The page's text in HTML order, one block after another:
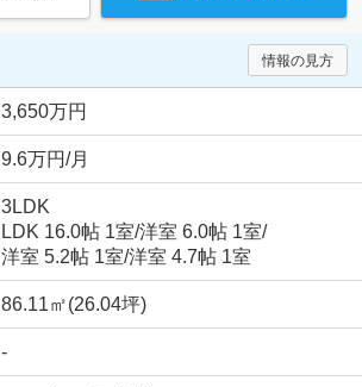
情報の見方
3,650万円
9.6万円/月
3LDK
LDK 16.0帖 1室/洋室 6.0帖 1室/
洋室 5.2帖 1室/洋室 4.7帖 1室
86.11㎡(26.04坪)
-